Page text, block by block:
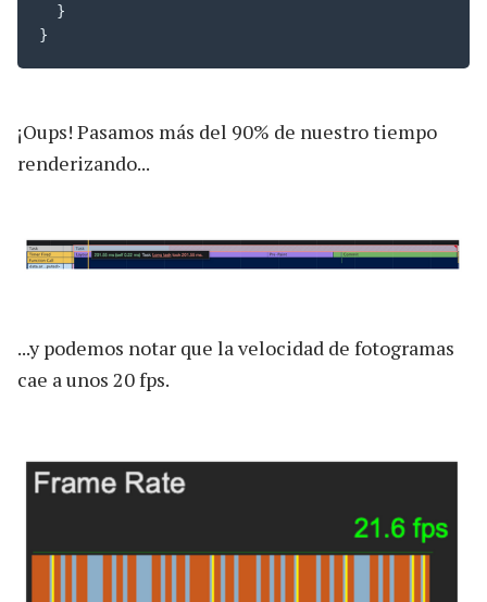
  }
}
¡Oups! Pasamos más del 90% de nuestro tiempo
renderizando...
...y podemos notar que la velocidad de fotogramas
cae a unos 20 fps.